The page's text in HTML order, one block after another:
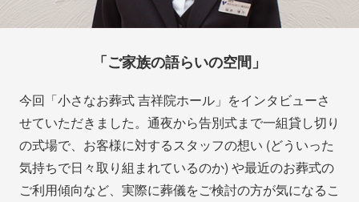
「ご家族の語らいの空間」
今回「小さなお葬式 吉祥院ホール」をインタビューさ
せていただきました。通夜から告別式まで一組貸し切り
の式場で、お客様に対するスタッフの想い (どういった
気持ちで日々取り組まれているのか) や最近のお葬式の
ご利用傾向など、実際に葬儀をご検討の方が気になるこ